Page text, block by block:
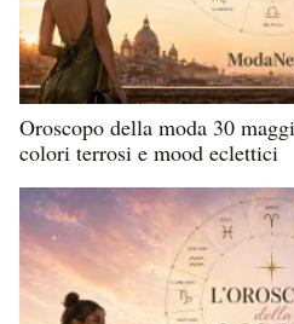
Oroscopo della moda 30
colori terrosi e mood eclettici